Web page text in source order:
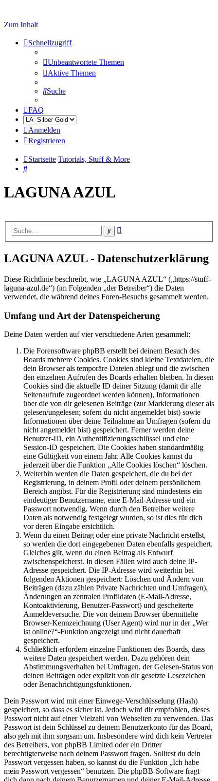
Zum Inhalt
Schnellzugriff
Unbeantwortete Themen
Aktive Themen
Suche
FAQ
Anmelden
Registrieren
Startseite Tutorials, Stuff & More
Suche
LAGUNA AZUL
Suche
LAGUNA AZUL - Datenschutzerklärung
Diese Richtlinie beschreibt, wie „LAGUNA AZUL“ („https://stuff-
laguna-azul.de“) (im Folgenden „der Betreiber“) die Daten
verwendet, die während deines Foren-Besuchs gesammelt werden.
Umfang und Art der Datenspeicherung
Deine Daten werden auf vier verschiedene Arten gesammelt:
Die Forensoftware phpBB erstellt bei deinem Besuch des
Boards mehrere Cookies. Cookies sind kleine Textdateien, die
dein Browser als temporäre Dateien ablegt und die zwischen
den einzelnen Aufrufen des Boards erhalten bleiben. In diesen
Cookies sind die aktuelle ID deiner Sitzung (damit dir alle
Seitenaufrufe zugeordnet werden können), Informationen
über die von dir gelesenen Beiträge (zur Markierung dieser als
gelesen/ungelesen; sofern du nicht angemeldet bist) sowie
Informationen über deine Teilnahme an Umfragen (sofern du
nicht angemeldet bist) gespeichert. Ferner werden deine
Benutzer-ID, ein Authentifizierungsschlüssel und eine
Session-ID gespeichert. Die Cookies haben standardmäßig
eine Gültigkeit von einem Jahr. Alle Cookies kannst du
jederzeit über die Funktion „Alle Cookies löschen“ löschen.
Weiterhin werden die Daten gespeichert, die du bei der
Registrierung, in deinem Profil oder deinem persönlichem
Bereich angibst. Für die Registrierung sind mindestens ein
eindeutiger Benutzername, eine E-Mail-Adresse und ein
Passwort notwendig. Wenn durch den Betreiber weitere
Daten als notwendig festgelegt wurden, so ist dies für dich
vor deren Eingabe ersichtlich.
Wenn du einen Beitrag oder eine private Nachricht erstellst,
so werden die dort eingegebenen Daten ebenfalls gespeichert.
Gleiches gilt, wenn du einen Beitrag als Entwurf
zwischenspeicherst. In diesen Fällen wird auch deine IP-
Adresse gespeichert. Die IP-Adresse wird weiterhin bei
folgenden Aktionen gespeichert: Löschen und Ändern von
Beiträgen (dazu zählen Private Nachrichten und Umfragen),
Änderungen an zentralen Profildaten (E-Mail-Adresse,
Kontoaktivierung, Benutzer-Passwort) und gescheiterte
Anmeldeversuche. Die von deinem Browser übermittelte
Browser-Kennzeichnung (User Agent) wird nur in der „Wer
ist online?“-Funktion angezeigt und nicht dauerhaft
gespeichert.
Schließlich erfordern einzelne Funktionen des Boards, dass
weitere Daten gespeichert werden. Dazu gehören dein
Abstimmungsverhalten bei Umfragen, der Gelesen-Status von
deinen Beiträgen oder explizit von dir gesetzte Lesezeichen
oder Benachrichtigungsfunktionen.
Dein Passwort wird mit einer Einwege-Verschlüsselung (Hash)
gespeichert, so dass es sicher ist. Jedoch wird dir empfohlen, dieses
Passwort nicht auf einer Vielzahl von Webseiten zu verwenden. Das
Passwort ist dein Schlüssel zu deinem Benutzerkonto für das Board,
also geh mit ihm sorgsam um. Insbesondere wird dich kein Vertreter
des Betreibers, von phpBB Limited oder ein Dritter
berechtigterweise nach deinem Passwort fragen. Solltest du dein
Passwort vergessen haben, so kannst du die Funktion „Ich habe
mein Passwort vergessen“ benutzen. Die phpBB-Software fragt